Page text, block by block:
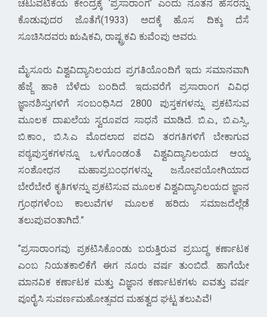
ಚಟುವಟಿಕೆಯ ಕೇಂದ್ರಕ್ಕೆ ‘ಪ್ರಸಾರಾಂಗ’ ಎಂದು ನೂತನ ಹೆಸರನ್ನು
ಕೊಡುವುದರ ಜೊತೆಗೆ(1933) ಅದಕ್ಕೆ ಹೊಸ ದಿಕ್ಕು ದೆಸೆ
ಸೂಚಿಸಿದವರು ಋಷಿಕವಿ, ರಾಷ್ಟ್ರಕವಿ ಕುವೆಂಪು ಅವರು.
ಮೈಸೂರು ವಿಶ್ವವಿದ್ಯಾನಿಲಯದ ಪ್ರಗತಿಯೊಂದಿಗೆ ಇದು ಸಮಾನವಾಗಿ
ಹೆಜ್ಜೆ ಹಾಕಿ ಬೆಳೆದು ಬಂದಿದೆ. ಇದುವರೆಗೆ ಪ್ರಸಾರಾಂಗ ವಿವಿಧ
ಜ್ಞಾನಶಿಸ್ತುಗಳಿಗೆ ಸಂಬಂಧಿಸಿದ 2800 ಪುಸ್ತಕಗಳನ್ನು ಪ್ರಕಟಿಸುವ
ಮೂಲಕ ದಾಖಲೆಯ ಸ್ವರೂಪದ ಸಾಧನೆ ಮಾಡಿದೆ. ಬಿ.ಎ., ಬಿ.ಎಸ್ಸಿ.,
ಬಿ.ಕಾಂ., ಬಿ.ಸಿ.ಎ ಮೊದಲಾದ ಪದವಿ ತರಗತಿಗಳಿಗೆ ಬೇಕಾಗುವ
ಪಠ್ಯಪುಸ್ತಕಗಳನ್ನೂ ಒಳಗೊಂಡಂತೆ ವಿಶ್ವವಿದ್ಯಾನಿಲಯದ ಆಯ್ದ
ಸಂಶೋಧನ ಮಹಾಪ್ರಬಂಧಗಳನ್ನು, ಜನೋಪಯೋಗಿಯಾದ
ಬೇರೆಬೇರೆ ಕೃತಿಗಳನ್ನು ಪ್ರಕಟಿಸುವ ಮೂಲಕ ವಿಶ್ವವಿದ್ಯಾನಿಲಯದ ಜ್ಞಾನ
ಗ್ರಂಥಗಳೆಂಬ ಕಾಲುವೆಗಳ ಮೂಲಕ ಹರಿದು ಸಮಾಜದೆಲ್ಲೆಡೆ
ತಲುಪುವಂತಾಗಿದೆ.
ಪ್ರಸಾರಾಂಗವು ಪ್ರಕಟಿಸಿಕೊಂಡು ಬರುತ್ತಿರುವ ಪ್ರಬುದ್ಧ ಕರ್ಣಾಟಕ
ಎಂಬ ನಿಯತಕಾಲಿಕೆಗೆ ಈಗ ನೂರು ವರ್ಷ ತುಂಬಿದೆ. ಹಾಗೆಯೇ
ಮಾನವಿಕ ಕರ್ಣಾಟಕ ಮತ್ತು ವಿಜ್ಞಾನ ಕರ್ಣಾಟಕಗಳು ಐವತ್ತು ವರ್ಷ
ಪೂರೈಸಿ ಸುವರ್ಣಮಹೋತ್ಸವದ ಮಹತ್ವದ ಘಟ್ಟ ತಲುಪಿವೆ!